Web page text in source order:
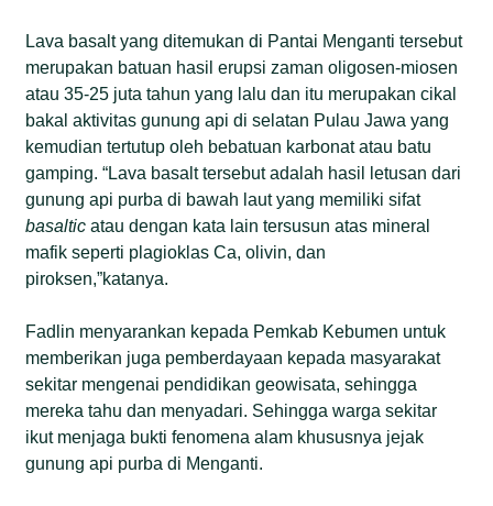
Lava basalt yang ditemukan di Pantai Menganti tersebut
merupakan batuan hasil erupsi zaman oligosen-miosen
atau 35-25 juta tahun yang lalu dan itu merupakan cikal
bakal aktivitas gunung api di selatan Pulau Jawa yang
kemudian tertutup oleh bebatuan karbonat atau batu
gamping. “Lava basalt tersebut adalah hasil letusan dari
gunung api purba di bawah laut yang memiliki sifat
basalticatau dengan kata lain tersusun atas mineral
mafik seperti plagioklas Ca, olivin, dan
piroksen,”katanya.
Fadlin menyarankan kepada Pemkab Kebumen untuk
memberikan juga pemberdayaan kepada masyarakat
sekitar mengenai pendidikan geowisata, sehingga
mereka tahu dan menyadari. Sehingga warga sekitar
ikut menjaga bukti fenomena alam khususnya jejak
gunung api purba di Menganti.